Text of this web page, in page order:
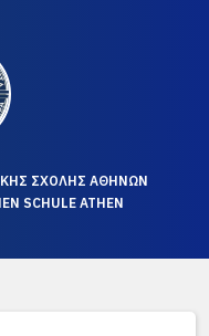
ΣΧΟΛΗΣ ΑΘΗΝΩΝ
SCHULE ATHEN